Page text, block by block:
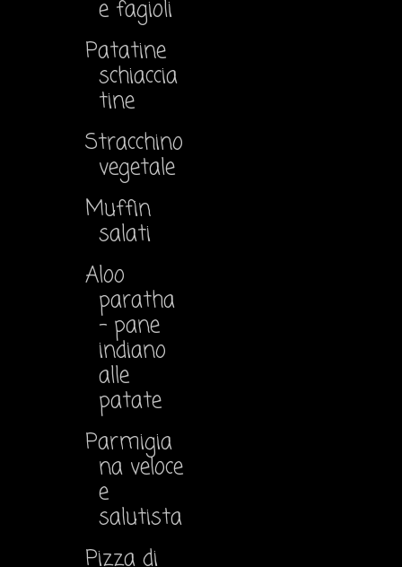
e fagioli
Patatine
schiaccia
tine
Stracchino
vegetale
Muffin
salati
Aloo
paratha
- pane
indiano
alle
patate
Parmigia
na veloce
e
salutista
Pizza di